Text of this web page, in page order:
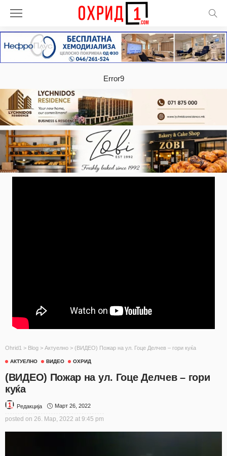
Error9
Ohrid1 > Blog > Актуелно > (ВИДЕО) Пожар на ул. Гоце Делчев – гори куќа
АКТУЕЛНО ВИДЕО ОХРИД
(ВИДЕО) Пожар на ул. Гоце Делчев – гори
куќа
Редакција Март 26, 2022
posted on 26. Мар, 2022 at 9:45 pm